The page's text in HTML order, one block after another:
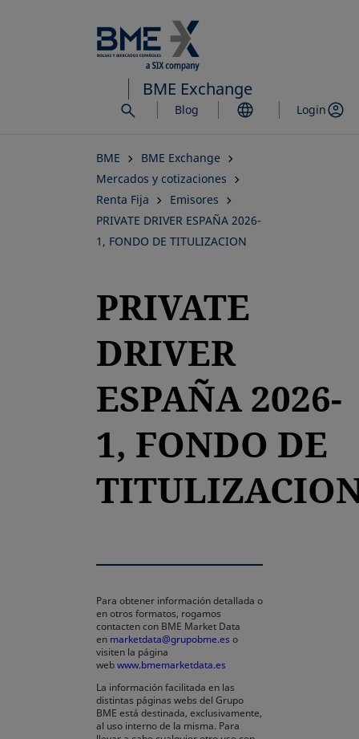
al
contenido
principal
BME Exchange
Blog Login
BME
BME Exchange
Mercados y cotizaciones
Renta Fija
Emisores
PRIVATE DRIVER ESPAÑA 2026-
1, FONDO DE TITULIZACION
PRIVATE
DRIVER
ESPAÑA 2026-
1, FONDO DE
Para obtener información detallada o
en otros formatos, rogamos
contacten con BME Market Data
en marketdata@grupobme.es o
visiten la página
webwww.bmemarketdata.es
La información facilitada en las
distintas páginas webs del Grupo
BME está destinada, exclusivamente,
al uso interno de la misma. Para